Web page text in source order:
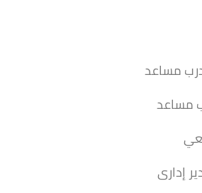
مساعد
مساعد
إدارى